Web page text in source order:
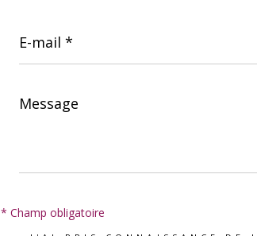
mail
*
Message
*
* Champ obligatoire